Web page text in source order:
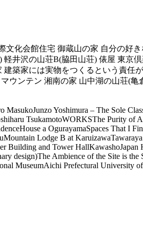
化会館住宅 御蔵山の家 自分の好
井沢の山荘B(脇田山荘) 俵屋 東
築家には実物をつくるという責
ンテン 湘南の家 山中湖の山荘(
Yoshimura – The Sole
TsukamotoWORKSThe Purity
a OgurayamaSpaces That I
Lodge B at
and Tower HallKawashoJapan
design)The Ambience of the Site is
MuseumAichi Prefectural University